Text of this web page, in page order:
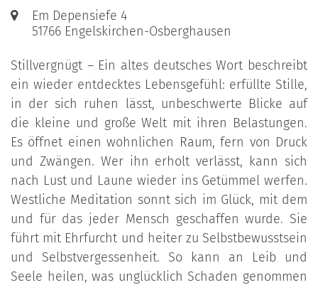
Ort:
Em Depensiefe 4
51766 Engelskirchen-Osberghausen
Stillvergnügt – Ein altes deutsches Wort beschreibt
ein wieder entdecktes Lebensgefühl: erfüllte Stille,
in der sich ruhen lässt, unbeschwerte Blicke auf
die kleine und große Welt mit ihren Belastungen.
Es öffnet einen wohnlichen Raum, fern von Druck
und Zwängen. Wer ihn erholt verlässt, kann sich
nach Lust und Laune wieder ins Getümmel werfen.
Westliche Meditation sonnt sich im Glück, mit dem
und für das jeder Mensch geschaffen wurde. Sie
führt mit Ehrfurcht und heiter zu Selbstbewusstsein
und Selbstvergessenheit. So kann an Leib und
Seele heilen, was unglücklich Schaden genommen